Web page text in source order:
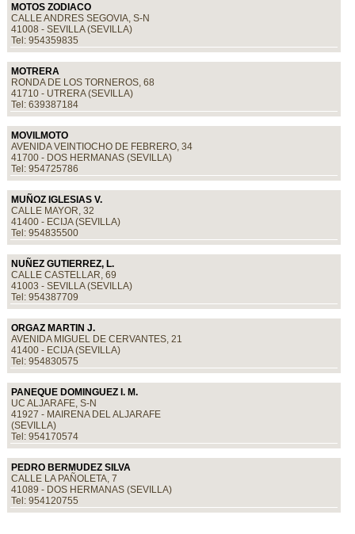
MOTOS ZODIACO
CALLE ANDRES SEGOVIA, S-N
41008 - SEVILLA (SEVILLA)
Tel: 954359835
MOTRERA
RONDA DE LOS TORNEROS, 68
41710 - UTRERA (SEVILLA)
Tel: 639387184
MOVILMOTO
AVENIDA VEINTIOCHO DE FEBRERO, 34
41700 - DOS HERMANAS (SEVILLA)
Tel: 954725786
MUÑOZ IGLESIAS V.
CALLE MAYOR, 32
41400 - ECIJA (SEVILLA)
Tel: 954835500
NUÑEZ GUTIERREZ, L.
CALLE CASTELLAR, 69
41003 - SEVILLA (SEVILLA)
Tel: 954387709
ORGAZ MARTIN J.
AVENIDA MIGUEL DE CERVANTES, 21
41400 - ECIJA (SEVILLA)
Tel: 954830575
PANEQUE DOMINGUEZ I. M.
UC ALJARAFE, S-N
41927 - MAIRENA DEL ALJARAFE
(SEVILLA)
Tel: 954170574
PEDRO BERMUDEZ SILVA
CALLE LA PAÑOLETA, 7
41089 - DOS HERMANAS (SEVILLA)
Tel: 954120755